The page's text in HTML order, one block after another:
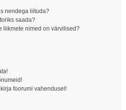
nendega liituda?
saada?
liikmete nimed on värvilised?
foorumi vahendusel!